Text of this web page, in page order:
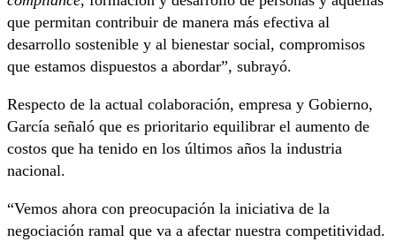
que permitan contribuir de manera más efectiva al
desarrollo sostenible y al bienestar social, compromisos
que estamos dispuestos a abordar”, subrayó.
Respecto de la actual colaboración, empresa y Gobierno,
García señaló que es prioritario equilibrar el aumento de
costos que ha tenido en los últimos años la industria
nacional.
“Vemos ahora con preocupación la iniciativa de la
negociación ramal que va a afectar nuestra competitividad.